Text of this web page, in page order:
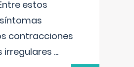
estos
contracciones
irregulares ...